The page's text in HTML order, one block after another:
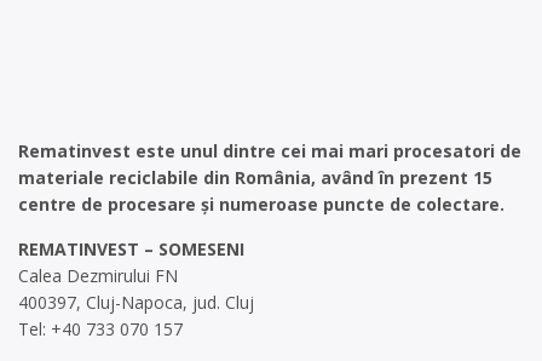
Rematinvest este unul dintre cei mai mari procesatori de
materiale reciclabile din România, având în prezent 15
centre de procesare și numeroase puncte de colectare.
REMATINVEST – SOMESENI
Calea Dezmirului FN
400397, Cluj-Napoca, jud. Cluj
Tel: +40 733 070 157